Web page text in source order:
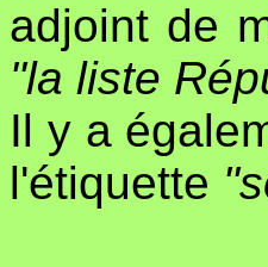
adjoint de
"la liste
Il y a
l'étiquette